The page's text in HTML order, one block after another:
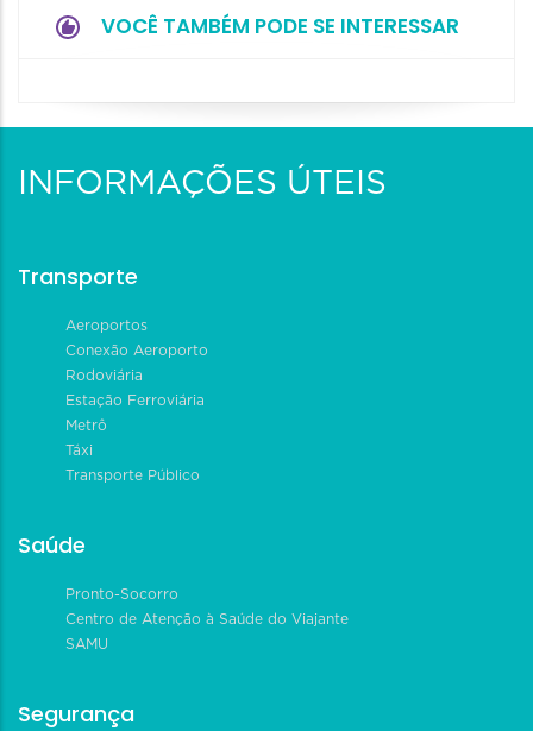
VOCÊ TAMBÉM PODE SE INTERESSAR
INFORMAÇÕES ÚTEIS
Transporte
Aeroportos
Conexão Aeroporto
Rodoviária
Estação Ferroviária
Metrô
Táxi
Transporte Público
Saúde
Pronto-Socorro
Centro de Atenção à Saúde do Viajante
SAMU
Segurança